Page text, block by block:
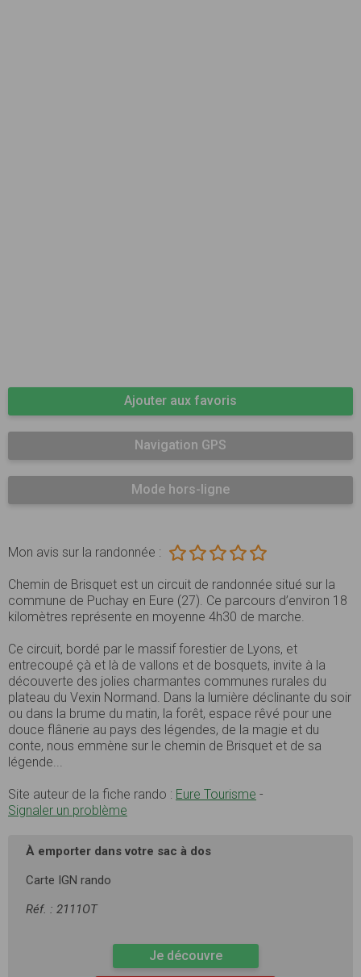
Ajouter aux favoris
Navigation GPS
Mode hors-ligne
Mon avis sur la randonnée :
Chemin de Brisquet est un circuit de randonnée situé sur la
commune de Puchay en Eure (27). Ce parcours d’environ 18
kilomètres représente en moyenne 4h30 de marche.
Ce circuit, bordé par le massif forestier de Lyons, et
entrecoupé çà et là de vallons et de bosquets, invite à la
découverte des jolies charmantes communes rurales du
plateau du Vexin Normand. Dans la lumière déclinante du soir
ou dans la brume du matin, la forêt, espace rêvé pour une
douce flânerie au pays des légendes, de la magie et du
conte, nous emmène sur le chemin de Brisquet et de sa
légende...
Site auteur de la fiche rando : Eure Tourisme -
Signaler un problème
À emporter dans votre sac à dos
Carte IGN rando
Réf. : 2111OT
Je découvre